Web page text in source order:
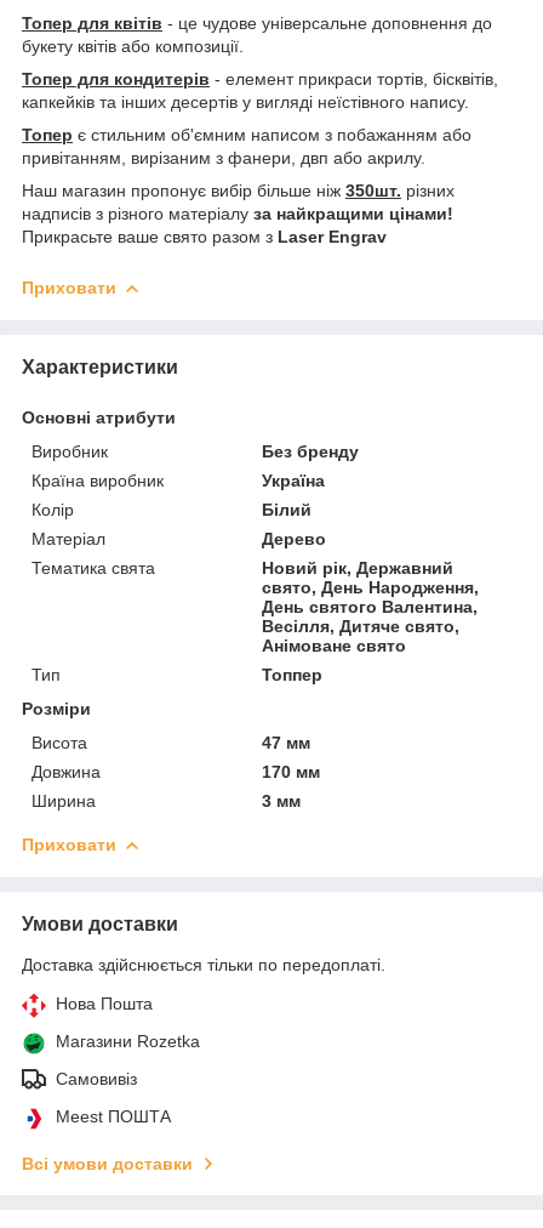
Топер для квітів - це чудове універсальне доповнення до
букету квітів або композиції.
Топер для кондитерів - елемент прикраси тортів, бісквітів,
капкейків та інших десертів у вигляді неїстівного напису.
Топер є стильним об'ємним написом з побажанням або
привітанням, вирізаним з фанери, двп або акрилу.
Наш магазин пропонує вибір більше ніж 350шт. різних
надписів з різного матеріалу за найкращими цінами!
Прикрасьте ваше свято разом з Laser Engrav
Приховати
Характеристики
Основні атрибути
Виробник
Без бренду
Країна виробник
Україна
Колір
Білий
Матеріал
Дерево
Тематика свята
Новий рік, Державний
свято, День Народження,
День святого Валентина,
Весілля, Дитяче свято,
Анімоване свято
Тип
Топпер
Розміри
Висота
47 мм
Довжина
170 мм
Ширина
3 мм
Приховати
Умови доставки
Доставка здійснюється тільки по передоплаті.
Нова Пошта
Магазини Rozetka
Самовивіз
Meest ПОШТА
Всі умови доставки